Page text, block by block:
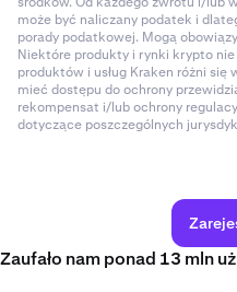
Zaufało nam ponad 13 mln
może być naliczany podatek i
porady podatkowej. Mogą
Niektóre produkty i rynki krypto
produktów i usług Kraken różni
mieć dostępu do ochrony
rekompensat i/lub ochrony
dotyczące poszczególnych